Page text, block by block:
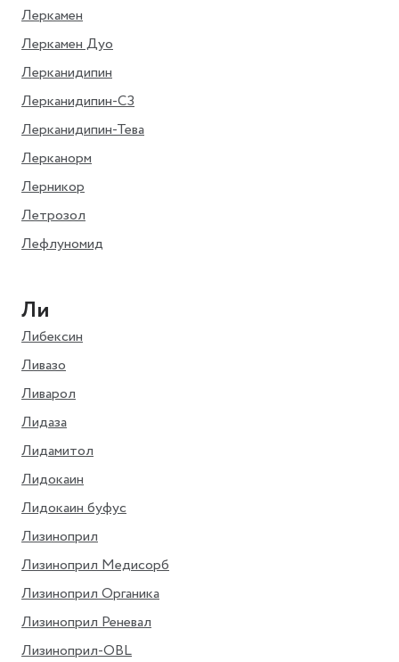
Леркамен
Леркамен Дуо
Лерканидипин
Лерканидипин-СЗ
Лерканидипин-Тева
Лерканорм
Лерникор
Летрозол
Лефлуномид
Ли
Либексин
Ливазо
Ливарол
Лидаза
Лидамитол
Лидокаин
Лидокаин буфус
Лизиноприл
Лизиноприл Медисорб
Лизиноприл Органика
Лизиноприл Реневал
Лизиноприл-OBL